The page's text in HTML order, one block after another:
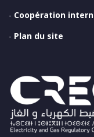
- Coopération
- Plan du site